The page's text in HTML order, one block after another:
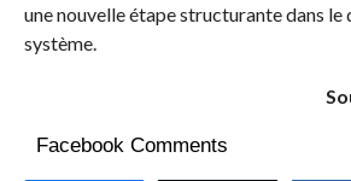
une nouvelle étape structurante dans le
système.
Facebook Comments